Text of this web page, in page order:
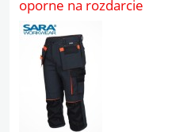
oporne na rozdarcie